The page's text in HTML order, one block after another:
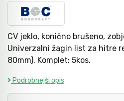
CV jeklo, konično brušeno,
Univerzalni žagin list za hitre
80mm). Komplet: 5kos.
Podrobnejši opis
Izolirano orodje 1000
Snemalci in izvlekači